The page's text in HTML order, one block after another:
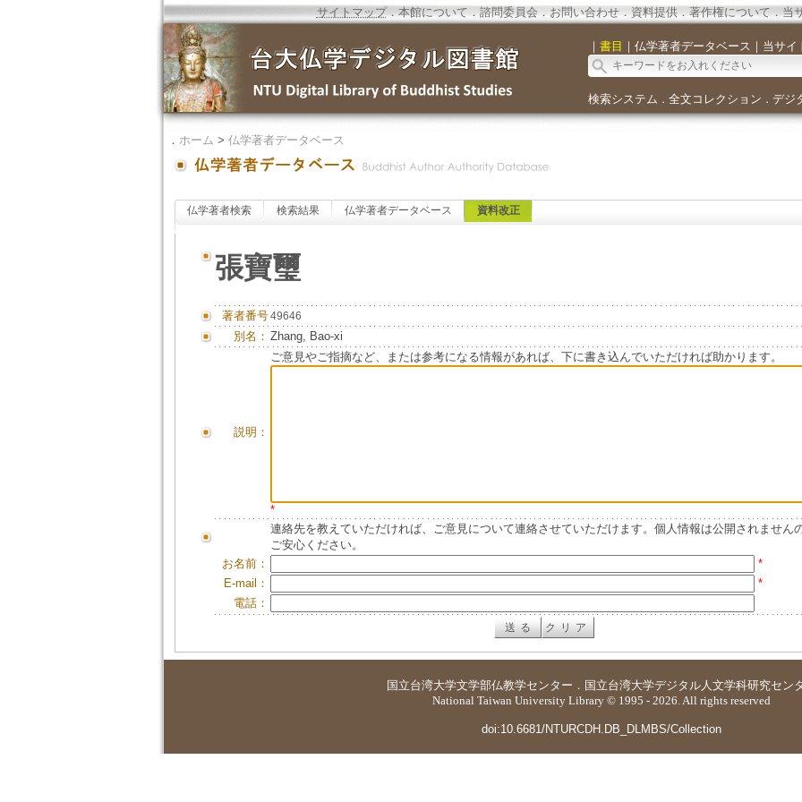
サイトマップ．本館について．諮問委員会． お問い合わせ． 資料提供．著作権について．当
｜ 書目 ｜ 仏学著者データベース ｜ 当サイ
検索システム ． 全文コレクション ． デジ
． ホーム > 仏学著者データベース
仏学著者検索 検索結果 仏学著者データベース 資料改正
張寶璽
著者番号49646
別名： Zhang, Bao-xi
説明：
ご意見やご指摘など、または参考になる情報があれば、下に書き込んでいただければ助かります。
*
連絡先を教えていただければ、ご意見について連絡させていただけます。個人情報は公開されません
ご安心ください。
お名前：
*
E-mail：
*
電話：
国立台湾大学文学部仏教学センター ． 国立台湾大学デジタル人文学科研究セン
National Taiwan University Library © 1995 - 2026. All rights reserved
doi:10.6681/NTURCDH.DB_DLMBS/Collection